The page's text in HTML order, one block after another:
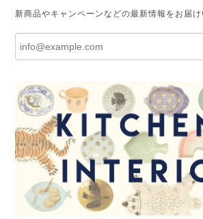
新商品やキャンペーンなどの最新情報をお届け